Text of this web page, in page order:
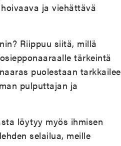
ja viehättävä
Riippuu siitä, millä
tärkeintä
puolestaan tarkkailee
pulputtajan ja
löytyy myös ihmisen
selailua, meille